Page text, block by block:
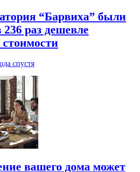
“Барвиха” были
раз дешевле
спустя
вашего дома может